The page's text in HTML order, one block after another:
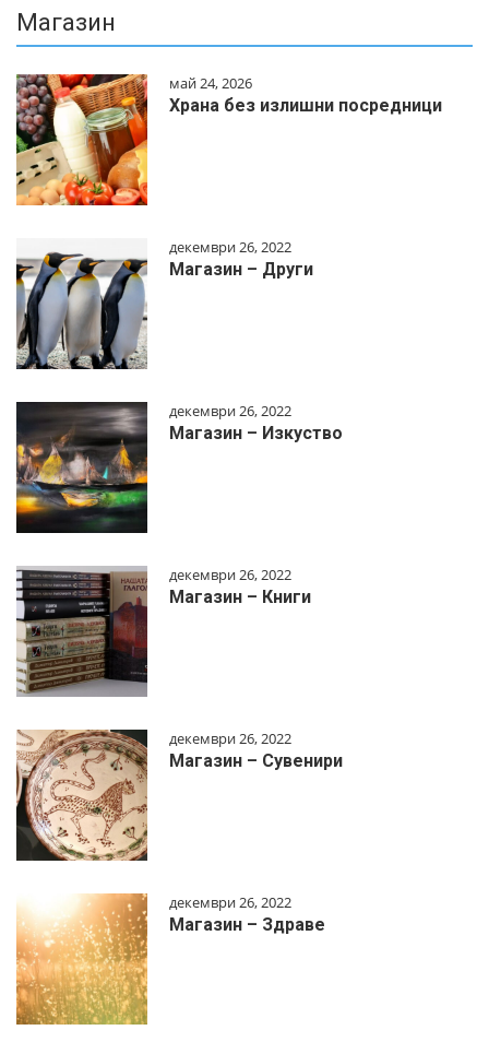
Магазин
май 24, 2026
Храна без излишни посредници
декември 26, 2022
Магазин – Други
декември 26, 2022
Магазин – Изкуство
декември 26, 2022
Магазин – Книги
декември 26, 2022
Магазин – Сувенири
декември 26, 2022
Магазин – Здраве